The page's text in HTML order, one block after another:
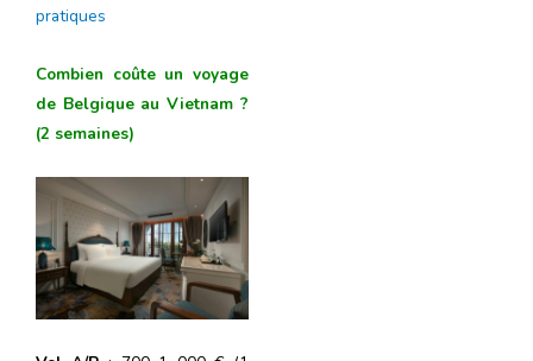
pratiques
Combien coûte un voyage
de Belgique au Vietnam ?
(2 semaines)